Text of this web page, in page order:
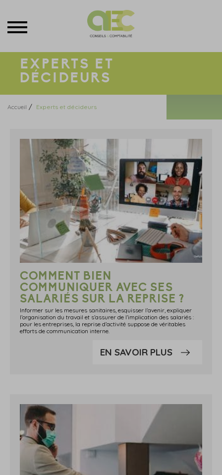
EXPERTS ET
DÉCIDEURS
Accueil / Experts et décideurs
COMMENT BIEN
COMMUNIQUER AVEC SES
SALARIÉS SUR LA REPRISE ?
Informer sur les mesures sanitaires, esquisser l’avenir, expliquer
l’organisation du travail et s’assurer de l’implication des salariés :
pour les entreprises, la reprise d’activité suppose de véritables
efforts de communication interne.
EN SAVOIR PLUS